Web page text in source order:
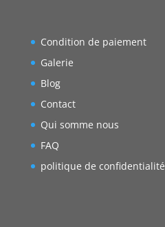
Condition de paiement
Galerie
Blog
Contact
Qui somme nous
FAQ
politique de confidentialité